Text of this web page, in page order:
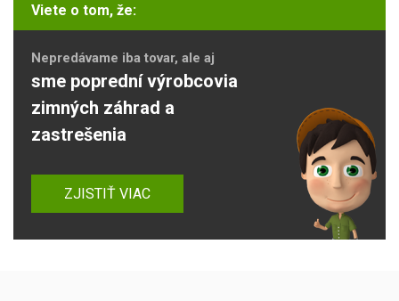
Viete o tom, že:
Nepredávame iba tovar, ale aj
sme poprední výrobcovia
zimných záhrad a
zastrešenia
ZJISTIŤ VIAC